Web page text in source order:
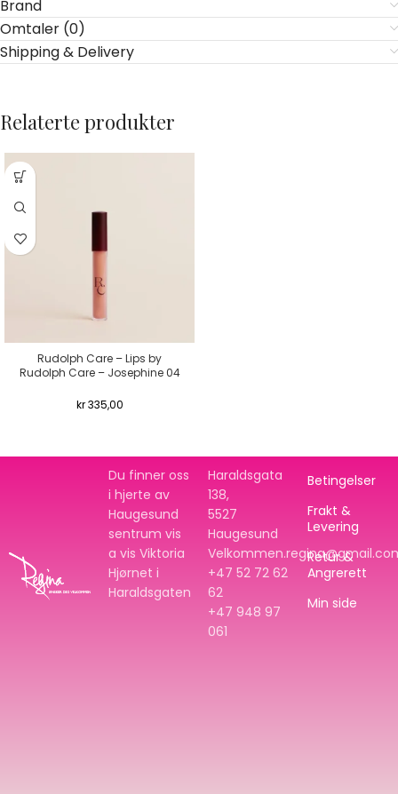
Brand
Omtaler (0)
Shipping & Delivery
Relaterte produkter
Rudolph Care – Lips by
Rudolph Care – Josephine 04
kr335,00
Du finner oss
i hjerte av
Haugesund
sentrum vis
a vis Viktoria
Hjørnet i
Haraldsgaten
Haraldsgata
138,
5527
Haugesund
+47 52 72 62
62
+47 948 97
061
Betingelser
Frakt &
Levering
Retur &
Angrerett
Min side